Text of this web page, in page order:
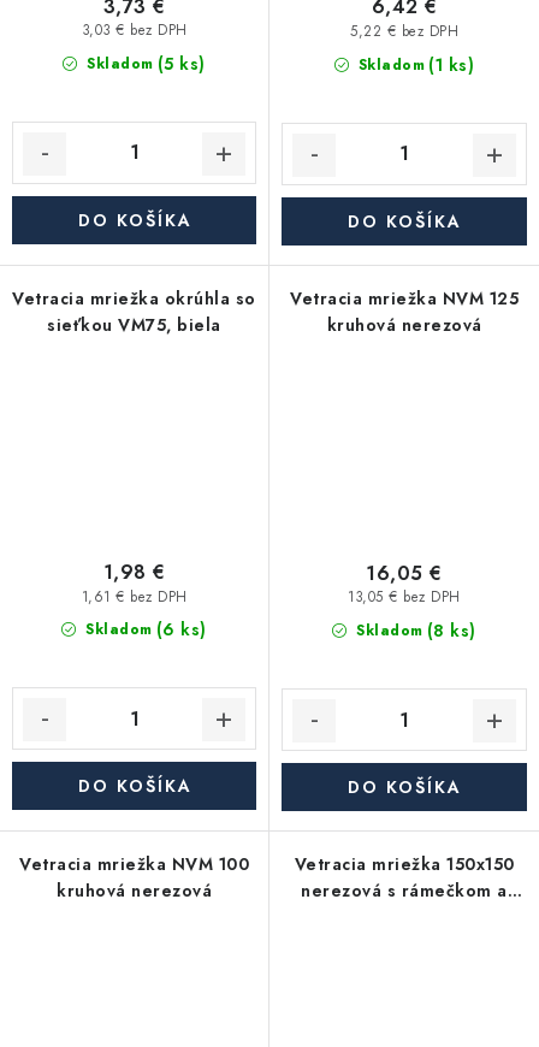
Skladom (5 ks)
3,03 € bez DPH
3,73 €
DO KOŠÍKA
Skladom (1 ks)
5,22 € bez DPH
6,42 €
DO KOŠÍKA
Vetracia mriežka okrúhla so
sieťkou VM75, biela
Skladom (6 ks)
1,61 € bez DPH
1,98 €
DO KOŠÍKA
Vetracia mriežka NVM 125
kruhová nerezová
Skladom (8 ks)
13,05 € bez DPH
16,05 €
DO KOŠÍKA
Vetracia mriežka NVM 100
kruhová nerezová
Vetracia mriežka 150x150
nerezová s rámečkom a